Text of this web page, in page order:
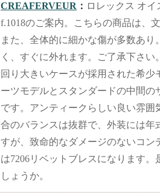
CREAFERVEUR ： ロレックス オ
f.1018のご案内。こちらの商品は、
また、全体的に細かな傷が多数あり
く、すぐに外れます。ご了承下さ
回り大きいケースが採用された希少
ーツモデルとスタンダードの中間の
です。アンティークらしい良い雰囲
合のバランスは抜群で、外装には年
すが、致命的なダメージのないコン
は7206リベットブレスになります
しょうか。